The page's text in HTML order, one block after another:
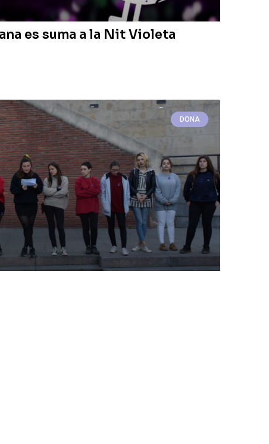
es suma a la Nit Violeta
DONA